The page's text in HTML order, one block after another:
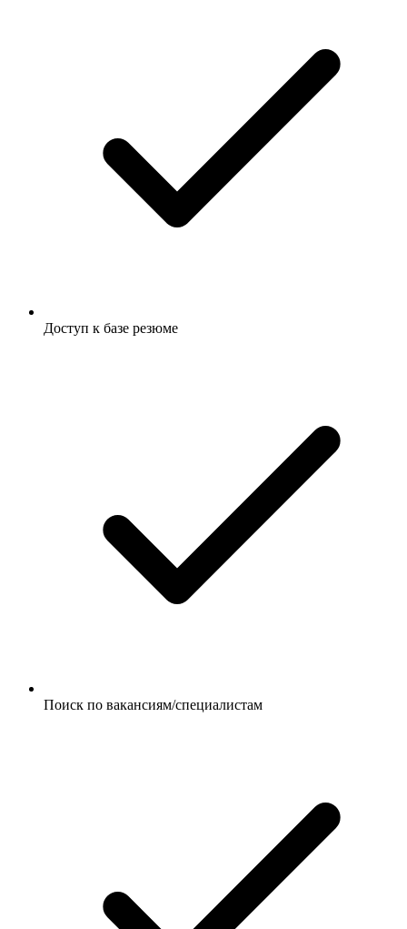
Доступ к базе резюме
Поиск по вакансиям/специалистам